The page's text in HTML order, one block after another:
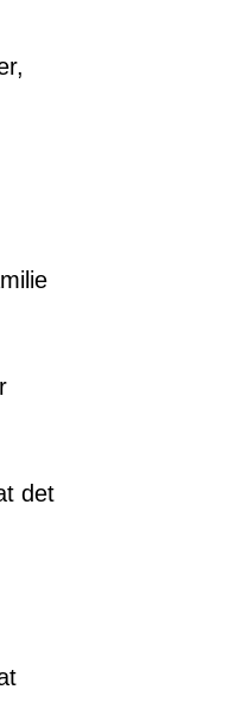
det